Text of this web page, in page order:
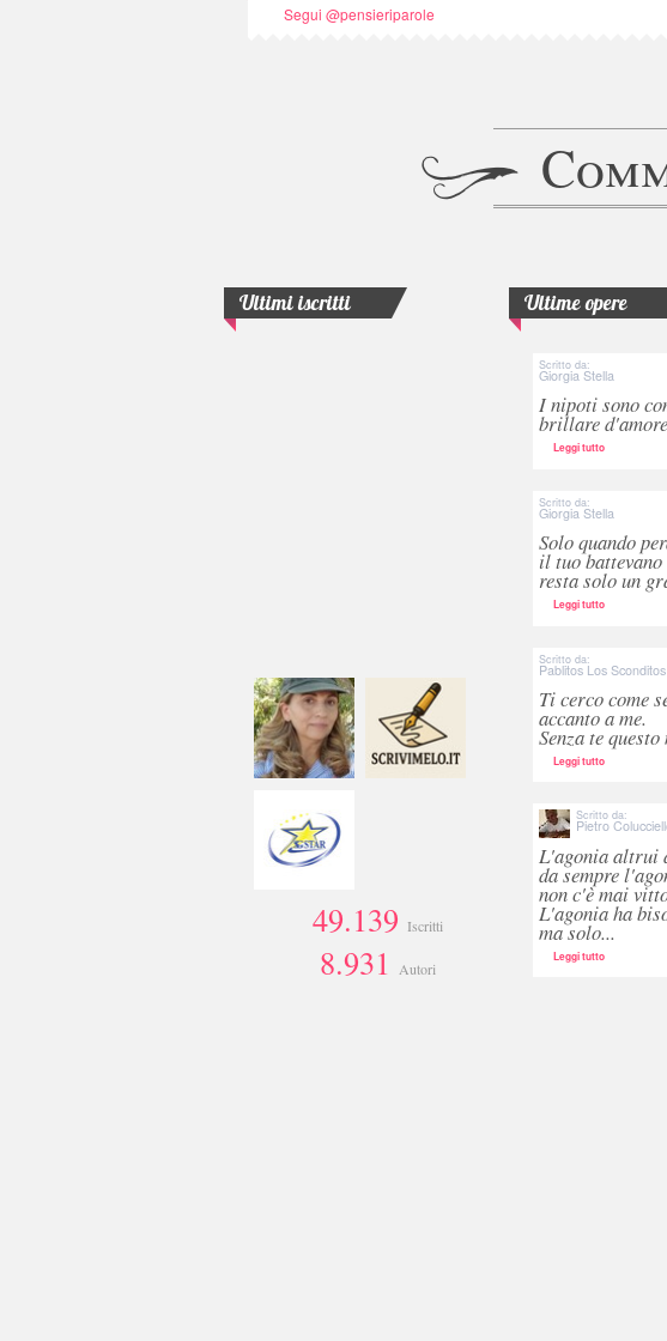
Segui @pensieriparole
Ultimi iscritti
49.139 Iscritti
8.931Autori
Ultime opere
Scritto da:
Giorgia Stella
I nipoti sono
brillare
Leggi tutto
Scritto da:
Giorgia Stella
Solo quando
il tuo battevano
resta solo un
Leggi tutto
Scritto da:
Pablitos Los Sconditos
Ti cerco come
accanto a me.
Senza te
Leggi tutto
Scritto da:
Pietro
L'agonia altrui
da sempre
non c'è mai
L'agonia ha
ma solo...
Leggi tutto